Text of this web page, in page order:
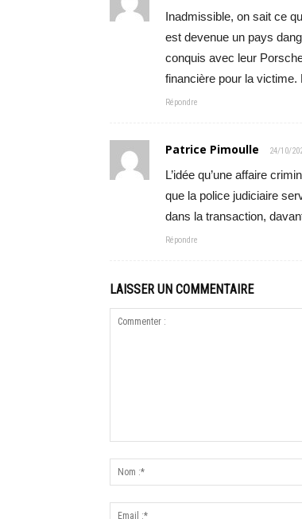
Inadmissible, on sait ce
est devenue un pays
conquis avec leur
financière pour la
Répondre
Patrice Pimoulle 24/10/
L’idée qu’une affaire
que la police judiciaire
dans la transaction,
Répondre
LAISSER UN COMMENTAIRE